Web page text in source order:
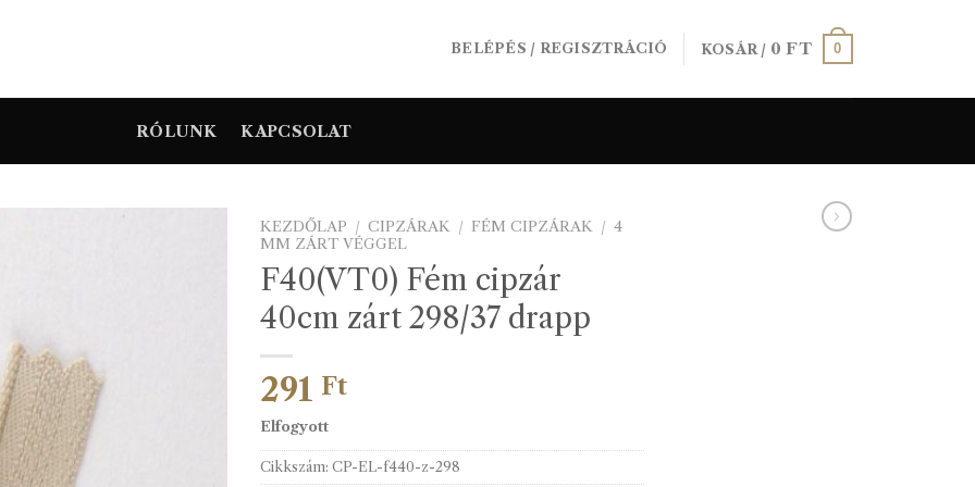
BELÉPÉS / REGISZTRÁCIÓ KOSÁR / 0FT 0
RÓLUNK KAPCSOLAT
KEZDŐLAP / CIPZÁRAK / FÉM CIPZÁRAK / 4
MM ZÁRT VÉGGEL
F40(VT0) Fém cipzár
40cm zárt 298/37 drapp
291 Ft
Elfogyott
Cikkszám: CP-EL-f440-z-298